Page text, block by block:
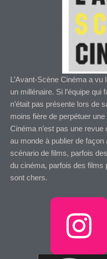
L’Avant-Scène Cinéma a
un millénaire. Si l’équipe qui
n’était pas présente lors de
moins fière de perpétuer
Cinéma n’est pas une
au monde à publier de
scénario de films, parfois
du cinéma, parfois des films
sont chers.
I
n